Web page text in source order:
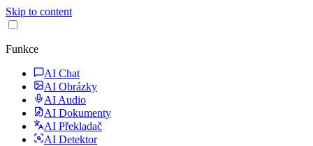
Skip to content
Funkce
AI Chat
AI Obrázky
AI Audio
AI Dokumenty
AI Překladač
AI Detektor